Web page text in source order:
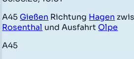
A45 Gießen Richtung Hagen
Rosenthal und Ausfahrt Olpe
A45